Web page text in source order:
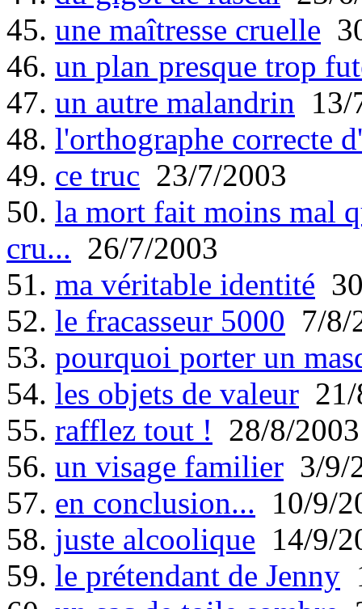
45. une maîtresse cruelle
46. un plan presque trop
47. un autre malandrin 13/
48. l'orthographe correcte
49. ce truc 23/7/2003
50. la mort fait moins mal
cru... 26/7/2003
51. ma véritable identité
52. le fracasseur 5000 7/8/
53. pourquoi porter un
54. les objets de valeur
55. rafflez tout ! 28/8/2003
56. un visage familier 3/9/
57. en conclusion... 10/9/
58. juste alcoolique 14/9/
59. le prétendant de Jenny